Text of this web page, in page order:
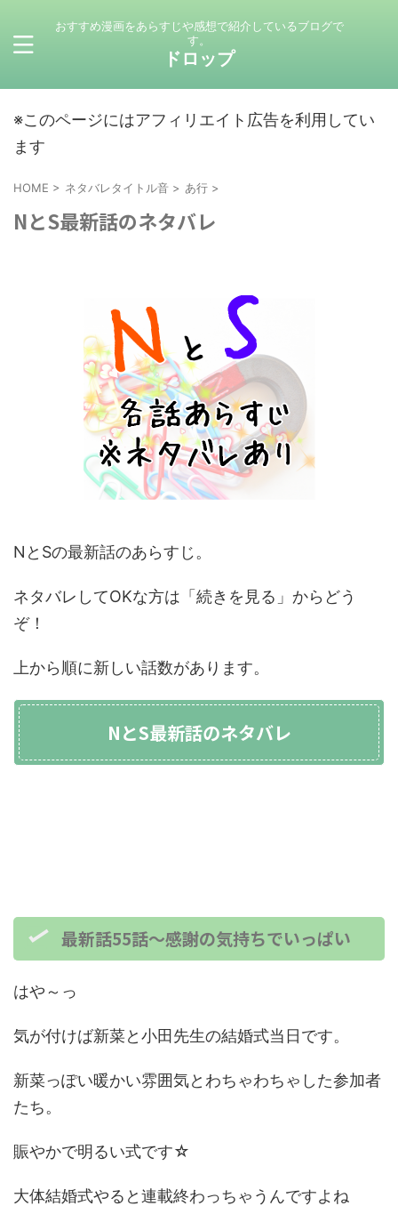
おすすめ漫画をあらすじや感想で紹介しているブログで
す。
ドロップ
※このページにはアフィリエイト広告を利用してい
ます
HOME > ネタバレタイトル音 > あ行 >
NとS最新話のネタバレ
NとSの最新話のあらすじ。
ネタバレしてOKな方は「続きを見る」からどう
ぞ！
上から順に新しい話数があります。
NとS最新話のネタバレ
最新話55話～感謝の気持ちでいっぱい
はや～っ
気が付けば新菜と小田先生の結婚式当日です。
新菜っぽい暖かい雰囲気とわちゃわちゃした参加者
たち。
賑やかで明るい式です☆
大体結婚式やると連載終わっちゃうんですよね